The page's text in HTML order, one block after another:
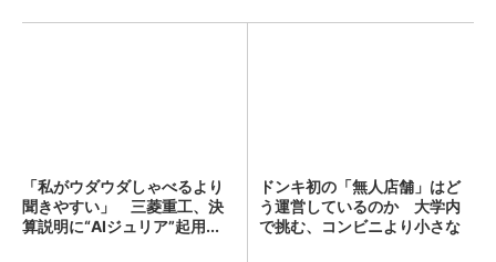
「私がウダウダしゃべるより
聞きやすい」 三菱重工、決
算説明に“AIジュリア”起用...
ドンキ初の「無人店舗」はど
う運営しているのか 大学内
で挑む、コンビニより小さな